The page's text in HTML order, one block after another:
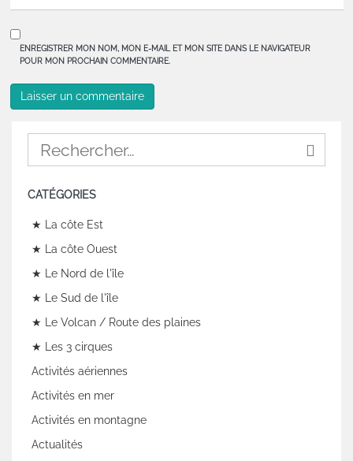
ENREGISTRER MON NOM, MON E-MAIL ET MON SITE DANS LE NAVIGATEUR
POUR MON PROCHAIN COMMENTAIRE.
CATÉGORIES
★ La côte Est
★ La côte Ouest
★ Le Nord de l'île
★ Le Sud de l'île
★ Le Volcan / Route des plaines
★ Les 3 cirques
Activités aériennes
Activités en mer
Activités en montagne
Actualités